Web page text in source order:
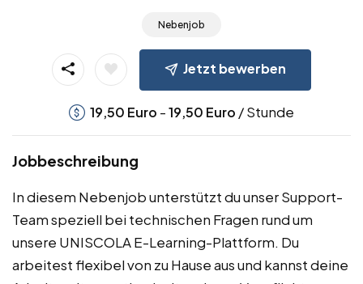
Nebenjob
Jetzt bewerben
19,50 Euro -19,50 Euro / Stunde
Jobbeschreibung
In diesem Nebenjob unterstützt du unser Support-
Team speziell bei technischen Fragen rund um
unsere UNISCOLA E-Learning-Plattform. Du
arbeitest flexibel von zu Hause aus und kannst deine